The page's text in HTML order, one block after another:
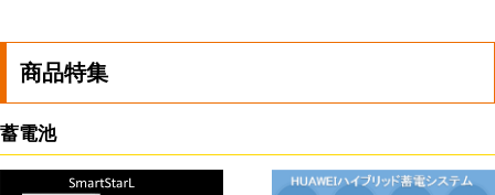
商品特集
蓄電池